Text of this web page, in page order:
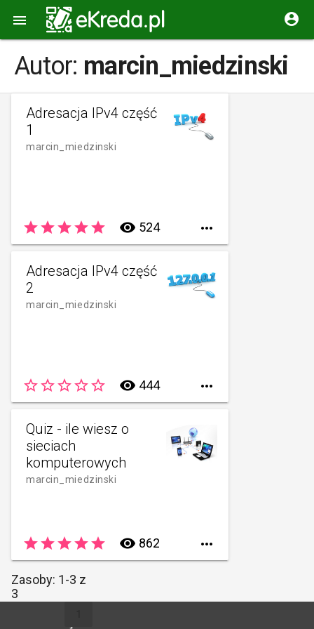


Autor: marcin_miedzinski
Adresacja IPv4 część
1
marcin_miedzinski
starstarstarstarstar remove_red_eye 524 
Adresacja IPv4 część
2
marcin_miedzinski
star_borderstar_borderstar_borderstar_borderstar_border remove_red_eye 444 
Quiz - ile wiesz o
sieciach
komputerowych
marcin_miedzinski
starstarstarstarstar remove_red_eye 862 
Zasoby: 1-3 z
3